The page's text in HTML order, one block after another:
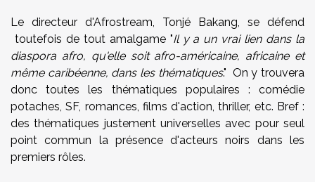
Le directeur d'Afrostream, Tonjé Bakang, se défend
toutefois de tout amalgame "Il y a un vrai lien dans la
diaspora afro, qu'elle soit afro-américaine, africaine et
même caribéenne, dans les thématiques." On y trouvera
donc toutes les thématiques populaires : comédie
potaches, SF, romances, films d'action, thriller, etc. Bref :
des thématiques justement universelles avec pour seul
point commun la présence d'acteurs noirs dans les
premiers rôles.